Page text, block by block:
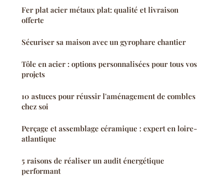
Fer plat acier métaux plat: qualité et livraison
offerte
Sécuriser sa maison avec un gyrophare chantier
Tôle en acier : options personnalisées pour tous vos
projets
10 astuces pour réussir l'aménagement de combles
chez soi
Perçage et assemblage céramique : expert en loire-
atlantique
5 raisons de réaliser un audit énergétique
performant